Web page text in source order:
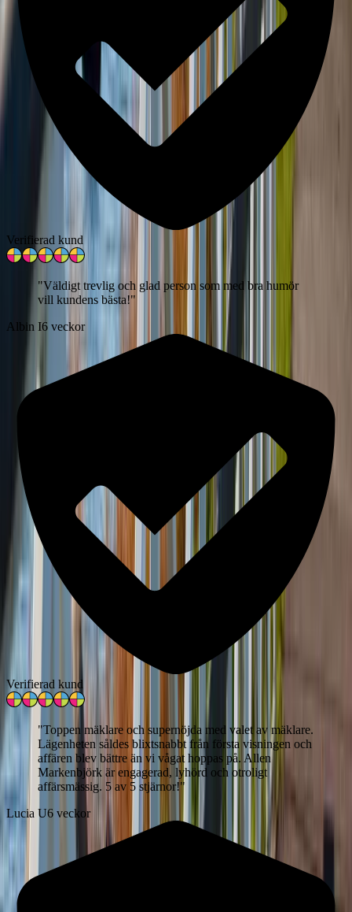
Verifierad kund
"Väldigt trevlig och glad person som med bra humör
vill kundens bästa!"
Albin I6 veckor
Verifierad kund
"Toppen mäklare och supernöjda med valet av mäklare.
Lägenheten såldes blixtsnabbt från första visningen och
affären blev bättre än vi vågat hoppas på. Allen
Markenbjörk är engagerad, lyhörd och otroligt
affärsmässig. 5 av 5 stjärnor!"
Lucia U6 veckor